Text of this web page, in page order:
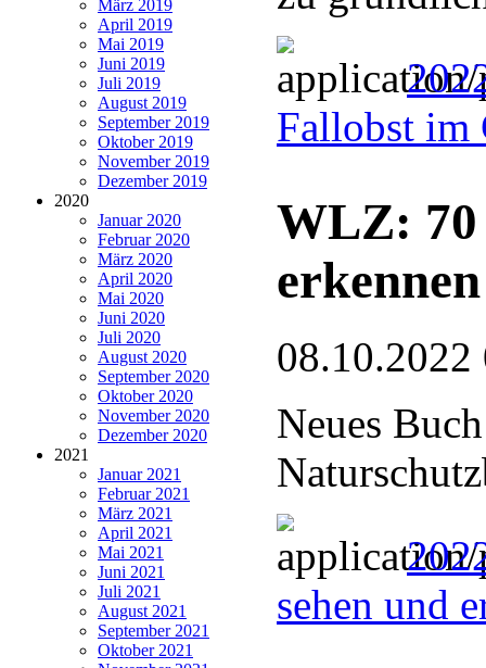
März 2019
April 2019
Mai 2019
Juni 2019
Juli 2019
August 2019
September 2019
Oktober 2019
November 2019
Dezember 2019
2020
Januar 2020
Februar 2020
März 2020
April 2020
Mai 2020
Juni 2020
Juli 2020
August 2020
September 2020
Oktober 2020
November 2020
Dezember 2020
2021
Januar 2021
Februar 2021
März 2021
April 2021
Mai 2021
Juni 2021
Juli 2021
August 2021
September 2021
Oktober 2021
Fallobst im
WLZ: 70
erkennen
08.10.2022
Neues
sehen und